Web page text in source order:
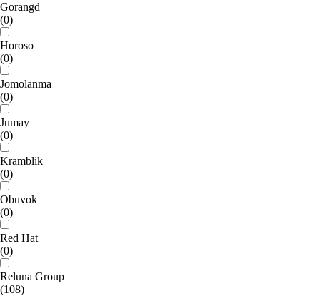
Gorangd
(0)
Horoso
(0)
Jomolanma
(0)
Jumay
(0)
Kramblik
(0)
Obuvok
(0)
Red Hat
(0)
Reluna Group
(108)